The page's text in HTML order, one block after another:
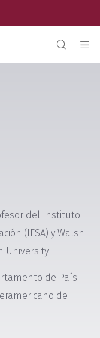
del Instituto
(IESA) y Walsh
University.
de País
de